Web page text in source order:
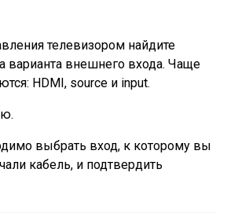
телевизором найдите
варианта внешнего входа. Чаще
HDMI, source и input.
выбрать вход, к которому вы
кабель, и подтвердить